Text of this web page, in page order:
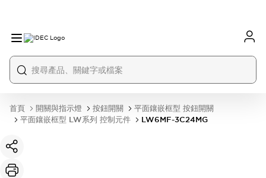
首頁 開關與指示燈 按鈕開關
平面鑲嵌框型 按鈕開關
平面鑲嵌框型 LW系列 控制元件
LW6MF-3C24MG